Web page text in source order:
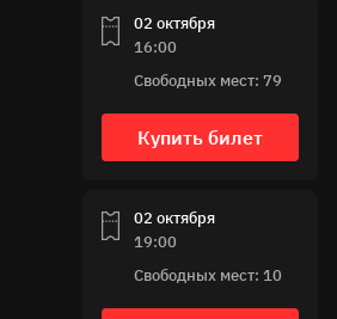
02 октября
16:00
Свободных мест: 79
Купить билет
02 октября
19:00
Свободных мест: 10